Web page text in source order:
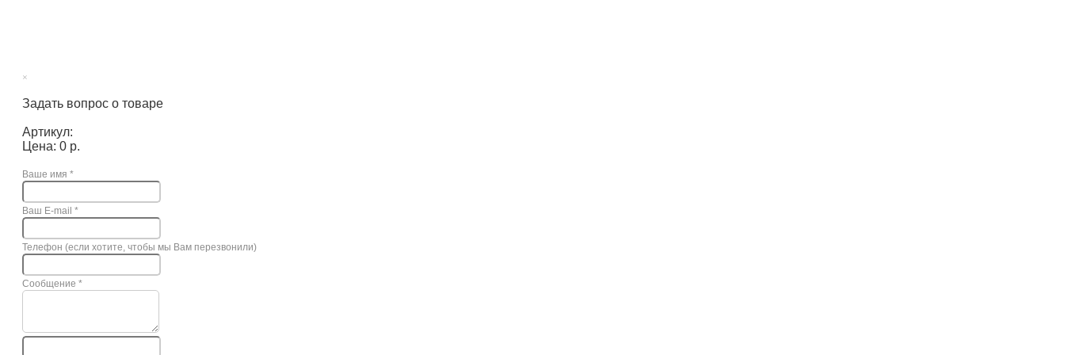
×
Задать вопрос о товаре
Артикул:
Цена: 0 р.
Ваше имя *
Ваш E-mail *
Телефон (если хотите, чтобы мы Вам перезвонили)
Сообщение *